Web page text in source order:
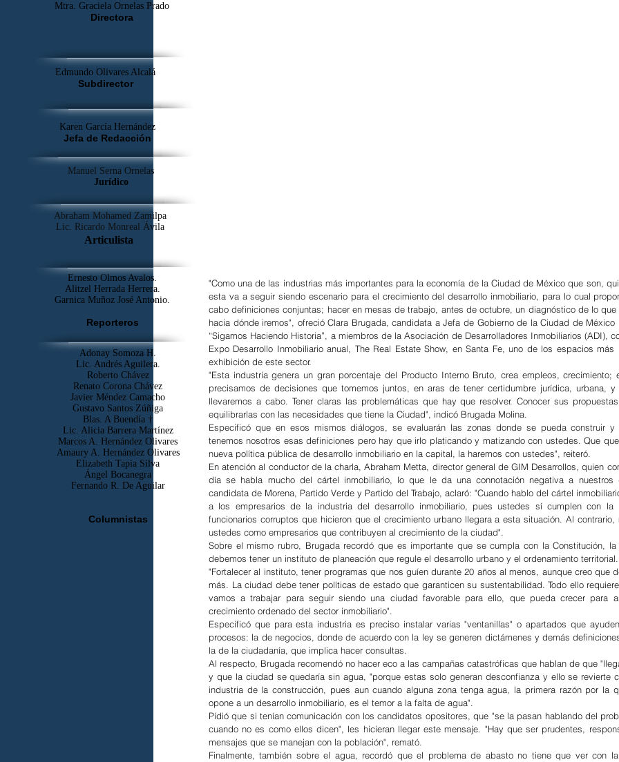
"Como una de las industrias más importantes para la economía de la Ciudad de México que son,
esta va a seguir siendo escenario para el crecimiento del desarrollo inmobiliario, para lo cual
cabo definiciones conjuntas; hacer en mesas de trabajo, antes de octubre, un diagnóstico de lo
hacia dónde iremos", ofreció Clara Brugada, candidata a Jefa de Gobierno de la Ciudad de México
“Sigamos Haciendo Historia”, a miembros de la Asociación de Desarrolladores Inmobiliarios (ADI),
Expo Desarrollo Inmobiliario anual, The Real Estate Show, en Santa Fe, uno de los espacios más
exhibición de este sector.
"Esta industria genera un gran porcentaje del Producto Interno Bruto, crea empleos, crecimiento;
precisamos de decisiones que tomemos juntos, en aras de tener certidumbre jurídica, urbana,
llevaremos a cabo. Tener claras las problemáticas que hay que resolver. Conocer sus
equilibrarlas con las necesidades que tiene la Ciudad", indicó Brugada Molina.
Especificó que en esos mismos diálogos, se evaluarán las zonas donde se pueda construir
tenemos nosotros esas definiciones pero hay que irlo platicando y matizando con ustedes. Que
nueva política pública de desarrollo inmobiliario en la capital, la haremos con ustedes", reiteró.
En atención al conductor de la charla, Abraham Metta, director general de GIM Desarrollos, quien
día se habla mucho del cártel inmobiliario, lo que le da una connotación negativa a nuestros
candidata de Morena, Partido Verde y Partido del Trabajo, aclaró: "Cuando hablo del cártel
a los empresarios de la industria del desarrollo inmobiliario, pues ustedes sí cumplen con la
funcionarios corruptos que hicieron que el crecimiento urbano llegara a esta situación. Al
ustedes como empresarios que contribuyen al crecimiento de la ciudad".
Sobre el mismo rubro, Brugada recordó que es importante que se cumpla con la Constitución,
debemos tener un instituto de planeación que regule el desarrollo urbano y el ordenamiento territorial.
"Fortalecer al instituto, tener programas que nos guíen durante 20 años al menos, aunque creo que
más. La ciudad debe tener políticas de estado que garanticen su sustentabilidad. Todo ello
vamos a trabajar para seguir siendo una ciudad favorable para ello, que pueda crecer para
crecimiento ordenado del sector inmobiliario".
Especificó que para esta industria es preciso instalar varias "ventanillas" o apartados que
procesos: la de negocios, donde de acuerdo con la ley se generen dictámenes y demás
la de la ciudadanía, que implica hacer consultas.
Al respecto, Brugada recomendó no hacer eco a las campañas catastróficas que hablan de que
y que la ciudad se quedaría sin agua, "porque estas solo generan desconfianza y ello se revierte
industria de la construcción, pues aun cuando alguna zona tenga agua, la primera razón por la
opone a un desarrollo inmobiliario, es el temor a la falta de agua".
Pidió que si tenían comunicación con los candidatos opositores, que "se la pasan hablando del
cuando no es como ellos dicen", les hicieran llegar este mensaje. "Hay que ser prudentes,
mensajes que se manejan con la población", remató.
Finalmente, también sobre el agua, recordó que el problema de abasto no tiene que ver con la
Mtra. Graciela Ornelas Prado
Directora
Edmundo Olivares Alcalá
Subdirector
Karen García Hernández
Jefa de Redacción
Manuel Serna Ornelas
Jurídico
Abraham Mohamed Zamilpa
Lic. Ricardo Monreal Ávila
Articulista
Ernesto Olmos Avalos.
Alitzel Herrada Herrera.
Garnica Muñoz José Antonio.
Reporteros
Adonay Somoza H.
Lic. Andrés Aguilera.
Roberto Chávez
Renato Corona Chávez
Javier Méndez Camacho
Gustavo Santos Zúñiga
Blas. A Buendía †
​Lic. Alicia Barrera Martínez
Marcos A. Hernández Olivares
Amaury A. Hernández Olivares
Elizabeth Tapia Silva
Ángel Bocanegra
Fernando R. De Aguilar
Columnistas